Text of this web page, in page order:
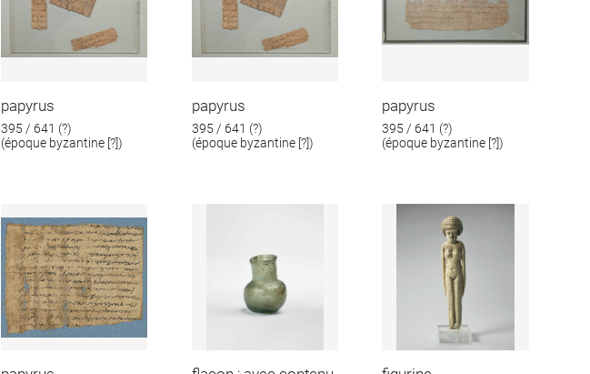
papyrus
395 / 641 (?)
(époque byzantine [?])
papyrus
395 / 641 (?)
(époque byzantine [?])
papyrus
395 / 641 (?)
(époque byzantine [?])